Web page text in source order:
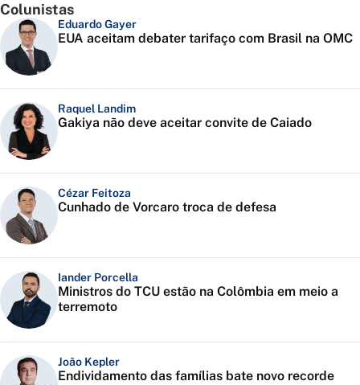
Colunistas
Eduardo Gayer
EUA aceitam debater tarifaço com Brasil na OMC
Raquel Landim
Gakiya não deve aceitar convite de Caiado
Cézar Feitoza
Cunhado de Vorcaro troca de defesa
Iander Porcella
Ministros do TCU estão na Colômbia em meio a
terremoto
João Kepler
Endividamento das famílias bate novo recorde